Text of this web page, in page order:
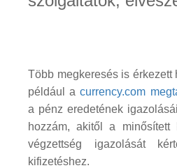
Több megkeresés is érkezett
például acurrency.com
a pénz eredetének
hozzám, akitől a minősített
végzettség igazolását
kifizetéshez.